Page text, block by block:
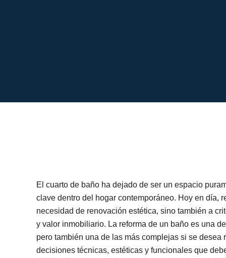
El cuarto de baño ha dejado de ser un espacio
clave dentro del hogar contemporáneo. Hoy en día,
necesidad de renovación estética, sino también a
y valor inmobiliario. La reforma de un baño es una
pero también una de las más complejas si se
decisiones técnicas, estéticas y funcionales que